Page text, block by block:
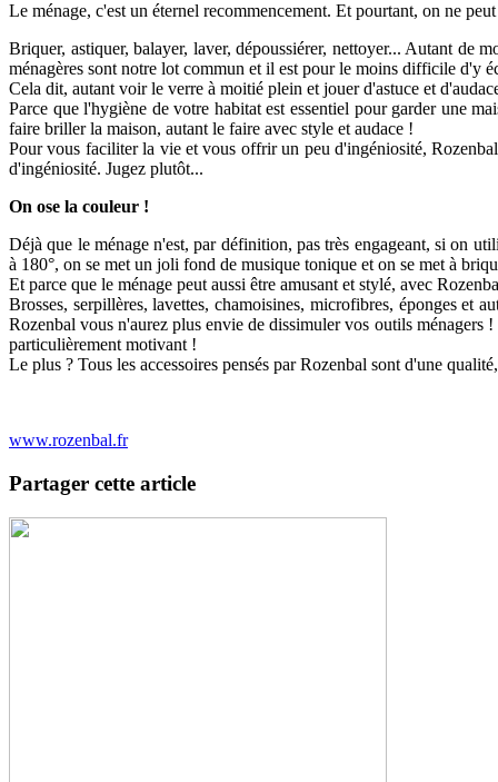
Le ménage, c'est un éternel recommencement. Et pourtant, on ne
Briquer, astiquer, balayer, laver, dépoussiérer, nettoyer... Autant de
ménagères sont notre lot commun et il est pour le moins difficile d'y
Cela dit, autant voir le verre à moitié plein et jouer d'astuce et
Parce que l'hygiène de votre habitat est essentiel pour garder une
faire briller la maison, autant le faire avec style et audace !
Pour vous faciliter la vie et vous offrir un peu d'ingéniosité,
d'ingéniosité. Jugez plutôt...
On ose la couleur !
Déjà que le ménage n'est, par définition, pas très engageant, si on
à 180°, on se met un joli fond de musique tonique et on se met à
Et parce que le ménage peut aussi être amusant et stylé, avec
Brosses, serpillères, lavettes, chamoisines, microfibres, éponges et
Rozenbal vous n'aurez plus envie de dissimuler vos outils ménagers
particulièrement motivant !
Le plus ? Tous les accessoires pensés par Rozenbal sont d'une
www.rozenbal.fr
Partager cette article